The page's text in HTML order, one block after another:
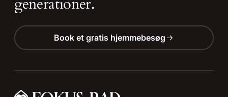
Book et gratis hjemmebesøg